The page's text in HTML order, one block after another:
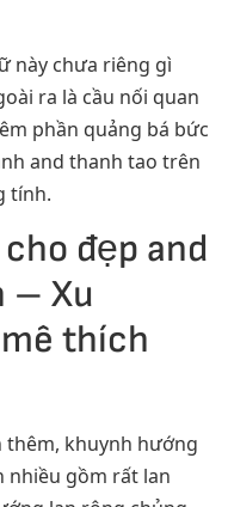
này chưa riêng gì
ra là cầu nối quan
phần quảng bá bức
and thanh tao trên
tính.
đẹp and
– Xu
thích
thêm, khuynh hướng
nhiều gồm rất lan